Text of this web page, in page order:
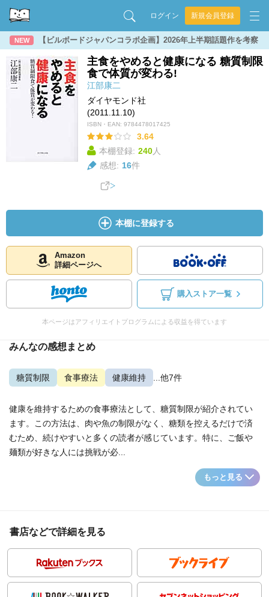
ログイン 新規会員登録
NEW 【ビルボードジャパンコラボ企画】2026年上半期話題作を考察
主食をやめると健康になる 糖質制限
食で体質が変わる!
江部康二
ダイヤモンド社
(2011.11.10)
ISBN・EAN: 9784478017425
3.64
本棚登録: 240人
感想: 16件
本棚に登録する
Amazon
詳細ページへ
購入ストア一覧
本ページはアフィリエイトプログラムによる収益を得ています
みんなの感想まとめ
糖質制限 食事療法 健康維持 ...他7件
健康を維持するための食事療法として、糖質制限が紹介されてい
ます。この方法は、肉や魚の制限がなく、糖類を控えるだけで済
むため、続けやすいと多くの読者が感じています。特に、ご飯や
麺類が好きな人には挑戦が必...
もっと見る
書店などで詳細を見る